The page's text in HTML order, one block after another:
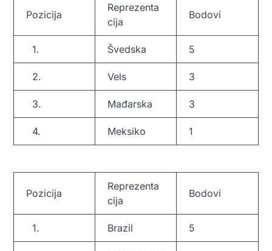
Pozicija
Reprezenta
cija
Bodovi
1. Švedska 5
2. Vels 3
3. Mađarska 3
4. Meksiko 1
Pozicija
Reprezenta
cija
Bodovi
1. Brazil 5